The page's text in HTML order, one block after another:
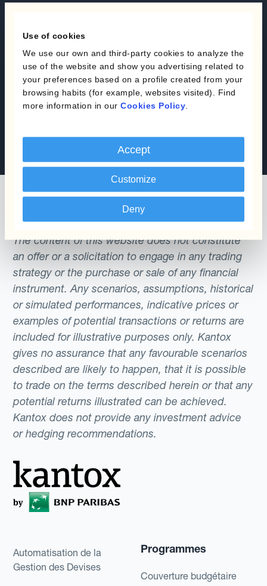
Use of cookies
We use our own and third-party cookies to analyze the
use of the website and show you advertising related to
your preferences based on a profile created from your
browsing habits (for example, websites visited). Find
more information in our Cookies Policy
Accept
Customize
Deny
opérations de change et
faites décoller votre
entreprise
Réservez une démo
Contactez-nous
The content of this website does not constitute
an offer or a solicitation to engage in any trading
strategy or the purchase or sale of any financial
instrument. Any scenarios, assumptions, historical
or simulated performances, indicative prices or
examples of potential transactions or returns are
included for illustrative purposes only. Kantox
gives no assurance that any favourable scenarios
described are likely to happen, that it is possible
to trade on the terms described herein or that any
potential returns illustrated can be achieved.
Kantox does not provide any investment advice
or hedging recommendations.
Automatisation de la
Gestion des Devises
Programmes
Couverture budgétaire